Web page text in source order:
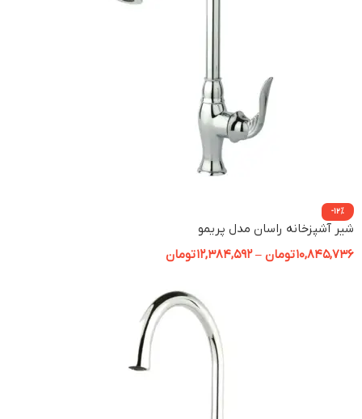
-12%
شیر آشپزخانه راسان مدل پریمو
10,845,736تومان –
12,384,592تومان